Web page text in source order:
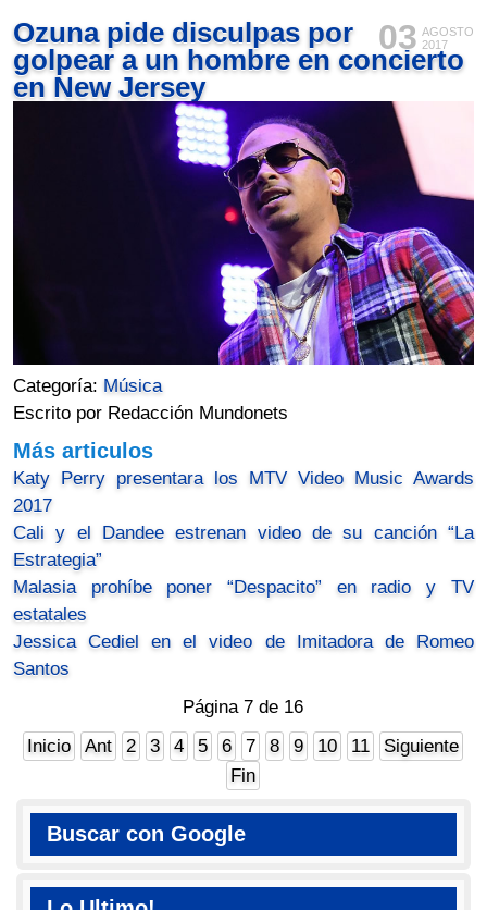
03 AGOSTO
2017
Ozuna pide disculpas por
golpear a un hombre en concierto
en New Jersey
Categoría: Música
Escrito por Redacción Mundonets
Más articulos
Katy Perry presentara los MTV Video Music Awards
2017
Cali y el Dandee estrenan video de su canción “La
Estrategia”
Malasia prohíbe poner “Despacito” en radio y TV
estatales
Jessica Cediel en el video de Imitadora de Romeo
Santos
Página 7 de 16
Inicio
Ant 2 3 4 5 6 7 8 9 10 11
Siguiente
Fin
Buscar con Google